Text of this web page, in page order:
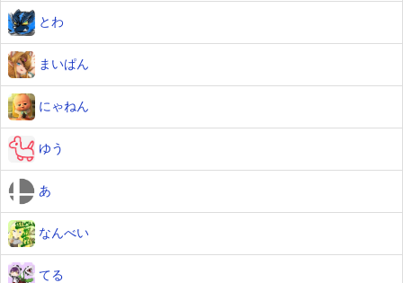
とわ
まいぱん
にゃねん
ゆう
あ
なんべい
てる